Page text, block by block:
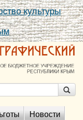
культуры
Новости